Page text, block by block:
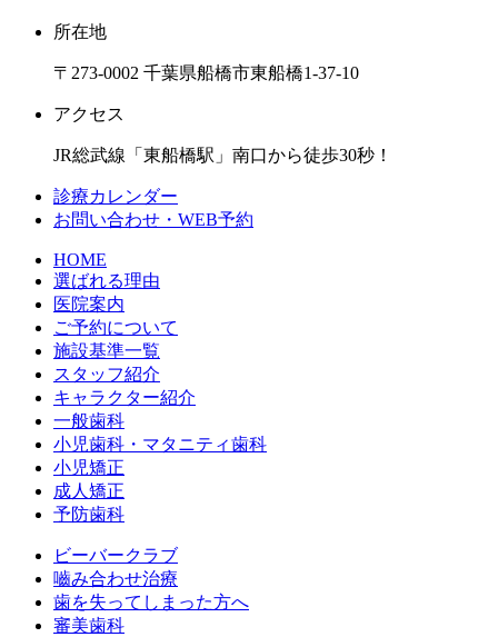
所在地
〒273-0002 千葉県船橋市東船橋1-37-10
アクセス
JR総武線「東船橋駅」南口から徒歩30秒！
診療カレンダー
お問い合わせ・WEB予約
HOME
選ばれる理由
医院案内
ご予約について
施設基準一覧
スタッフ紹介
キャラクター紹介
一般歯科
小児歯科・マタニティ歯科
小児矯正
成人矯正
予防歯科
ビーバークラブ
嚙み合わせ治療
歯を失ってしまった方へ
審美歯科